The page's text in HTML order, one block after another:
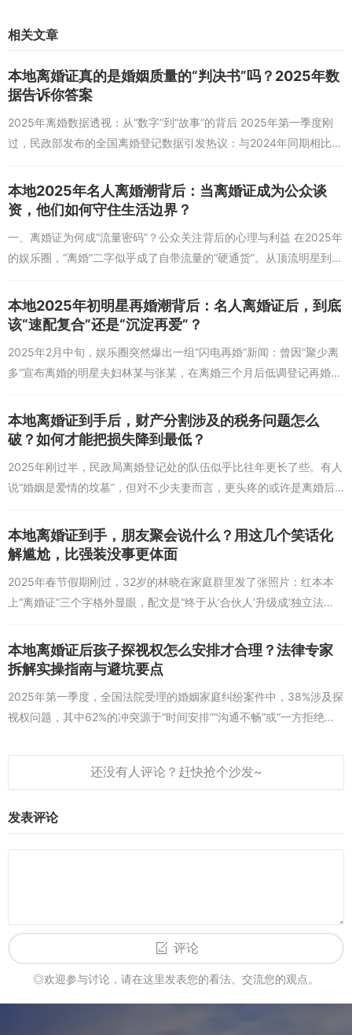
成压垮心理防线的“一根稻草”。
行动指南篇：用“小步骤”搭建跨文化适应的“缓冲带”
适应跨文化环境中的离婚，并非一蹴而就的“大跃进”，而是需要用“小
步骤”搭建起缓冲带。以下三个具体行动或许能帮你在迷茫中找到方
向： 第一步：学习“当地语言+文化礼仪”的基础课。语言是沟通的桥
梁，而礼仪则是融入环境的“通行证”。在巴黎的李小姐（化名）用了3
说出‘这道菜很像我妈妈做的’时，对方的笑容和回应，让我觉得自己不
再是‘局外人’。”语言和礼仪的进步，能直接提升社交中的安全感，减
少因“不懂规则”带来的尴尬。 第二步：寻找“跨文化支持系统”。专业
的帮助永远是重要的支撑。可以联系当地的“跨国婚姻支持中心”，他
导；也可以加入“跨国离婚者互助社群”，在豆瓣小组、Reddit论坛或
线下沙龙中，与有相似经历的人交流——你会发现，“独自面对”的焦
虑，在“原来你也和我一样”的共鸣中会减轻很多。2025年某社交平台
数据显示，加入互助社群的跨国离婚者，6个月内的抑郁指数下降了2
7%。 第三步：记录“适应日记”，用“成长感”对抗“失控感”。每天花10
分钟记录当天的“小成就”：比如“今天独自成功申请了新的签证”“学会
了做一道当地菜”“和邻居用简单法语打了招呼”。这些细碎的记录，会
在日后成为对抗“离婚后生活一团糟”的负面情绪的“证据”。正如在柏林
食材，还顺便认识了隔壁的德国老太太’时，突然意识到自己已经走了
这么远。”
问答环节：聚焦跨文化适应的核心难题
问题1：在跨国离婚后，如何处理与前配偶在不同文化背景下的沟通问
题？
答：需明确沟通目标——不是“说服对方”或“挽回关系”，而是“解决现
实问题”（如财产分割、子女探视）。尊重文化差异：比如与意大利前
过度解读为“针对自己”；而与日本前配偶沟通时，需注意“委婉委婉再
委婉”，避免直接冲突。若语言障碍明显，可借助专业翻译或律师参与
沟通，确保信息准确传递。最重要的是，设定清晰的沟通边界：比如
每周固定时间沟通，避免因情绪波动导致频繁联系。
答：要理解“文化观念≠个人价值”——在某些文化中，离婚可能被视为
“失败”，但这是社会观念的差异，而非你自身的问题。可以通过“横向
对比”打破认知局限：比如了解历史上或当下的名人（如作家、企业
友。更重要的是“向内探索”：通过工作、爱好、志愿服务等找到自己
当离婚证的红色印章遇上不同文化的土壤，痛苦或许难以避免，但“适
应”的过程，本质上是一场自我重塑的旅程。2025年的今天，越来越
相关文章
本地离婚证真的是婚姻质量的“判决书”吗？2025年数
据告诉你答案
2025年离婚数据透视：从“数字”到“故事”的背后 2025年第一季度刚
过，民政部发布的全国离婚登记数据引发热议：与2024年同期相比，
第一季度离婚登记对数下降12.3%，这是连续三年下降后再次出...
本地2025年名人离婚潮背后：当离婚证成为公众谈
资，他们如何守住生活边界？
一、离婚证为何成“流量密码”？公众关注背后的心理与利益 在2025年
的娱乐圈，“离婚”二字似乎成了自带流量的“硬通货”。从顶流明星到网
红博主，只要与“离婚”沾边，相关话题便能迅速占据热搜榜前列，评...
本地2025年初明星再婚潮背后：名人离婚证后，到底
该“速配复合”还是“沉淀再爱”？
2025年2月中旬，娱乐圈突然爆出一组“闪电再婚”新闻：曾因“聚少离
多”宣布离婚的明星夫妇林某与张某，在离婚三个月后低调登记再婚。
这对曾被网友称为“娱乐圈模范夫妻”的组合，再次引发热议——有人
感慨...
本地离婚证到手后，财产分割涉及的税务问题怎么
破？如何才能把损失降到最低？
2025年刚过半，民政局离婚登记处的队伍似乎比往年更长了些。有人
说“婚姻是爱情的坟墓”，但对不少夫妻而言，更头疼的或许是离婚后
那张离婚证背后的“税务账单”——房产过户要交增值税吗？股票分割
要不要扣...
本地离婚证到手，朋友聚会说什么？用这几个笑话化
解尴尬，比强装没事更体面
2025年春节假期刚过，32岁的林晓在家庭群里发了张照片：红本本
上“离婚证”三个字格外显眼，配文是“终于从‘合伙人’升级成‘独立法
人’了”。不到半小时，姑姑的消息就跳了出来：“晓啊，一个人过有什
么...
本地离婚证后孩子探视权怎么安排才合理？法律专家
拆解实操指南与避坑要点
2025年第一季度，全国法院受理的婚姻家庭纠纷案件中，38%涉及探
视权问题，其中62%的冲突源于“时间安排”“沟通不畅”或“一方拒绝配
发表评论
评论
◎欢迎参与讨论，请在这里发表您的看法、交流您的观点。